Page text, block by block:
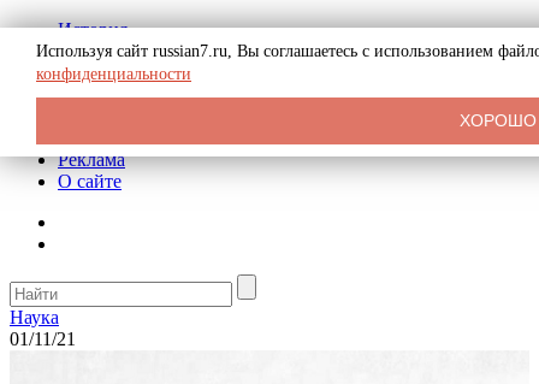
История
Биография
Криминал
СССР
Реклама
О сайте
Наука
01/11/21
Используя сайт russian7.ru, Вы соглашаетесь с использованием
конфиденциальности
ХОРОШО